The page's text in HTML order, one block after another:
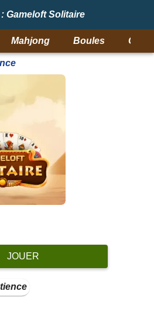
Gameloft Solitaire
Mahjong Boules
JOUER